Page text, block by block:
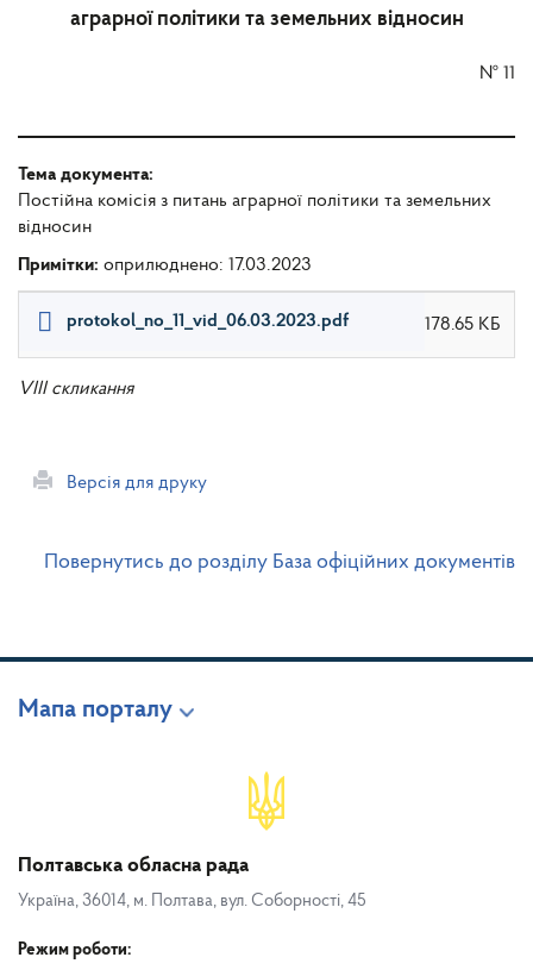
аграрної політики та земельних відносин
№ 11
Тема документа:
Постійна комісія з питань аграрної політики та земельних
відносин
Примітки: оприлюднено: 17.03.2023
protokol_no_11_vid_06.03.2023.pdf 178.65 КБ
VIII скликання
Версія для друку
Повернутись до розділу База офіційних документів
Мапа порталу
Полтавська обласна рада
Україна, 36014, м. Полтава, вул. Соборності, 45
Режим роботи: